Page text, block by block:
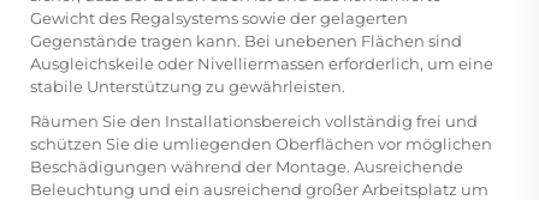
Gewicht des Regalsystems sowie der gelagerten
Gegenstände tragen kann. Bei unebenen Flächen sind
Ausgleichskeile oder Nivelliermassen erforderlich, um eine
stabile Unterstützung zu gewährleisten.
Räumen Sie den Installationsbereich vollständig frei und
schützen Sie die umliegenden Oberflächen vor möglichen
Beschädigungen während der Montage. Ausreichende
Beleuchtung und ein ausreichend großer Arbeitsplatz um